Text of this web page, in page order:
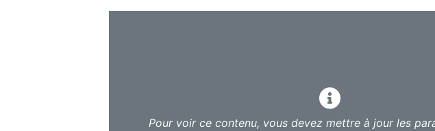
Pour voir ce contenu, vous devez mettre à jour les